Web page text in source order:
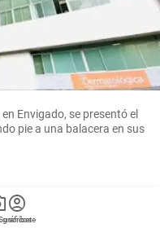
gráficos
account_circle
Envigado, se presentó el
pie a una balacera en sus